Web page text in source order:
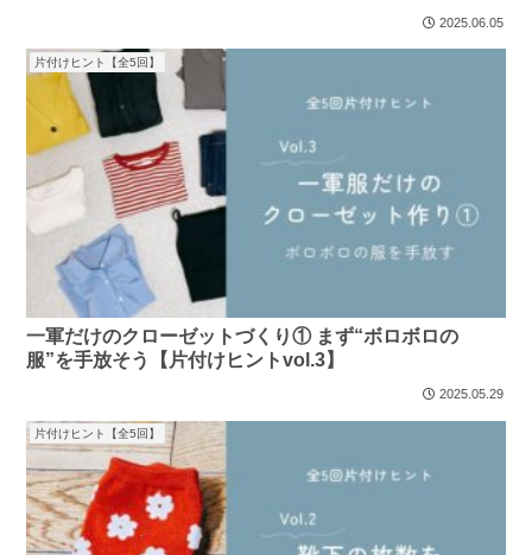
2025.06.05
片付けヒント【全5回】
一軍だけのクローゼットづくり① まず“ボロボロの
服”を手放そう【片付けヒントvol.3】
2025.05.29
片付けヒント【全5回】